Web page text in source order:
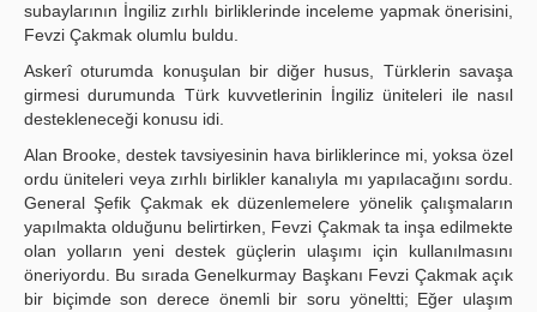
subaylarının İngiliz zırhlı birliklerinde inceleme yapmak önerisini,
Fevzi Çakmak olumlu buldu.
Askerî oturumda konuşulan bir diğer husus, Türklerin savaşa
girmesi durumunda Türk kuvvetlerinin İngiliz üniteleri ile nasıl
destekleneceği konusu idi.
Alan Brooke, destek tavsiyesinin hava birliklerince mi, yoksa özel
ordu üniteleri veya zırhlı birlikler kanalıyla mı yapılacağını sordu.
General Şefik Çakmak ek düzenlemelere yönelik çalışmaların
yapılmakta olduğunu belirtirken, Fevzi Çakmak ta inşa edilmekte
olan yolların yeni destek güçlerin ulaşımı için kullanılmasını
öneriyordu. Bu sırada Genelkurmay Başkanı Fevzi Çakmak açık
bir biçimde son derece önemli bir soru yöneltti; Eğer ulaşım